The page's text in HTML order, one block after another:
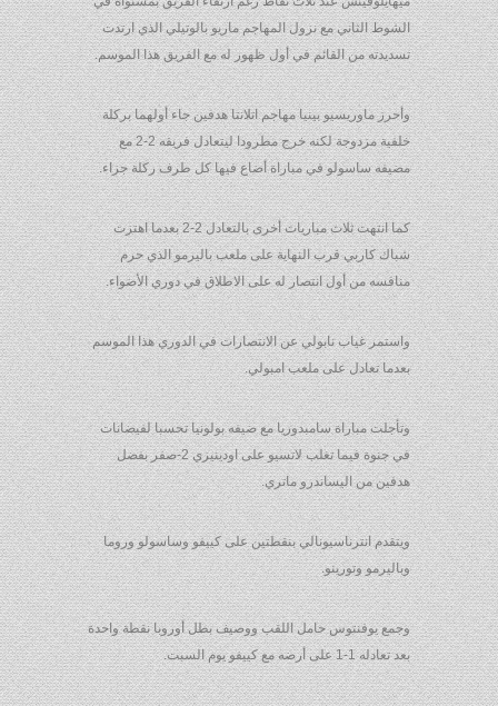
الشوط الثاني مع نزول المهاجم ماريو بالوتيلي الذي ارتدت
تسديدته من القائم في أول ظهور له مع الفريق هذا الموسم.
وأحرز ماوريسيو بينيا مهاجم اتلانتا هدفين جاء أولهما بركلة
خلفية مزدوجة لكنه خرج مطرودا ليتعادل فريقه 2-2 مع
مضيفه ساسولو في مباراة أضاع فيها كل طرف ركلة جزاء.
كما انتهت ثلاث مباريات أخرى بالتعادل 2-2 بعدما اهتزت
شباك كاربي قرب النهاية على ملعب باليرمو الذي حرم
منافسه من أول انتصار له على الاطلاق في دوري الأضواء.
واستمر غياب نابولي عن الانتصارات في الدوري هذا الموسم
بعدما تعادل على ملعب امبولي.
وتأجلت مباراة سامبدوريا مع ضيفه بولونيا تحسبا لفيضانات
في جنوة فيما تغلب لاتسيو على اودينيزي 2-صفر بفضل
هدفين من اليساندرو ماتري.
ويتقدم انترناسيونالي بنقطتين على كييفو وساسولو وروما
وباليرمو وتورينو.
وجمع يوفنتوس حامل اللقب ووصيف بطل أوروبا نقطة واحدة
بعد تعادله 1-1 على أرضه مع كييفو يوم السبت.